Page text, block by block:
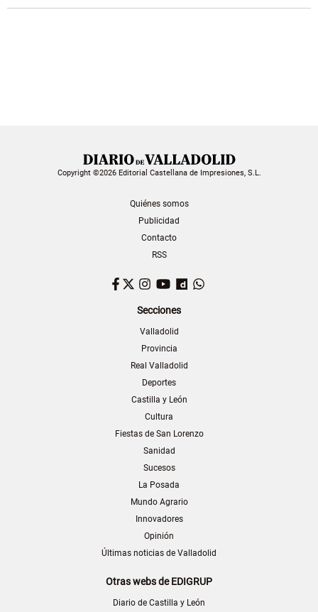
Copyright ©2026 Editorial Castellana de Impresiones, S.L.
Quiénes somos
Publicidad
Contacto
RSS
Facebook
TwitterInstagram
YouTubeDailymotion
Secciones
Valladolid
Provincia
Real Valladolid
Deportes
Castilla y León
Cultura
Fiestas de San Lorenzo
Sanidad
Sucesos
La Posada
Mundo Agrario
Innovadores
Opinión
Últimas noticias de Valladolid
Otras webs de EDIGRUP
Diario de Castilla y León